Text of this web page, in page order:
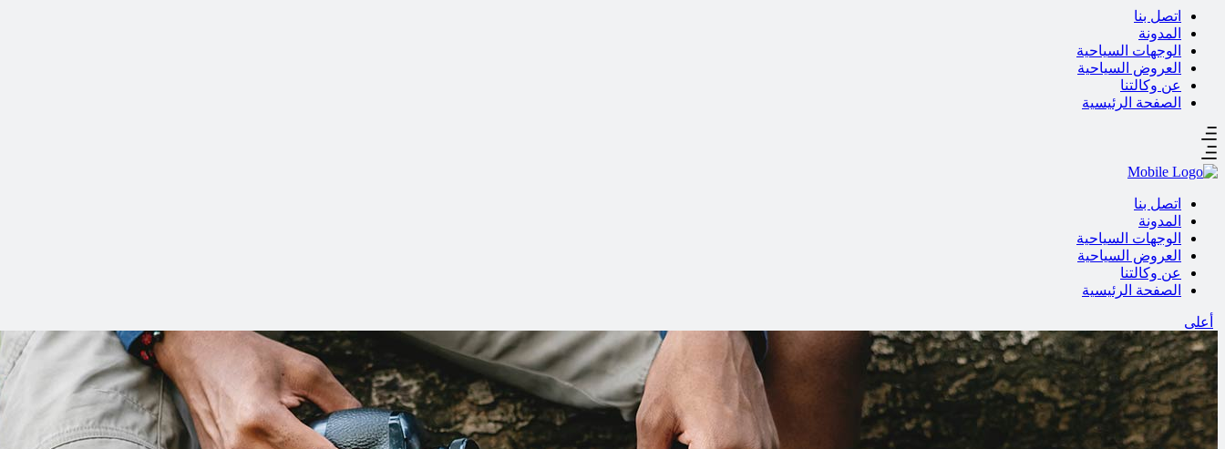
اتصل بنا
المدونة
الوجهات السياحية
العروض السياحية
عن وكالتنا
الصفحة الرئيسية
اتصل بنا
المدونة
الوجهات السياحية
العروض السياحية
عن وكالتنا
الصفحة الرئيسية
أعلى